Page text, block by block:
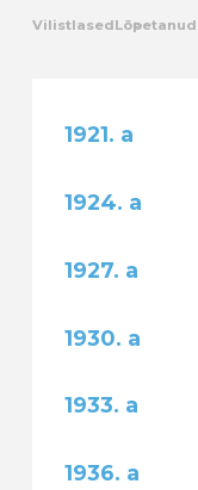
VilistlasedLõpetanud
1921. a
1924. a
1927. a
1930. a
1933. a
1936. a